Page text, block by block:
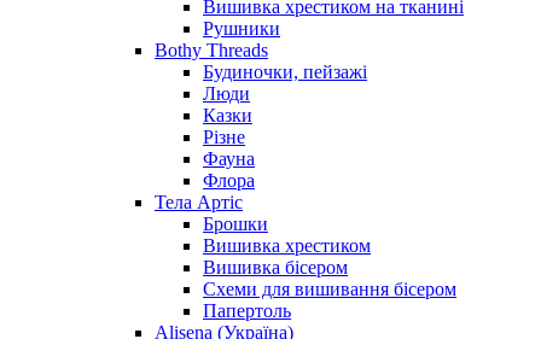
Вишивка хрестиком на тканині
Рушники
Bothy Threads
Будиночки, пейзажі
Люди
Казки
Різне
Фауна
Флора
Тела Артіс
Брошки
Вишивка хрестиком
Вишивка бісером
Схеми для вишивання бісером
Папертоль
Alisena (Україна)